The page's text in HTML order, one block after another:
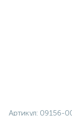
Артикул: 09156-